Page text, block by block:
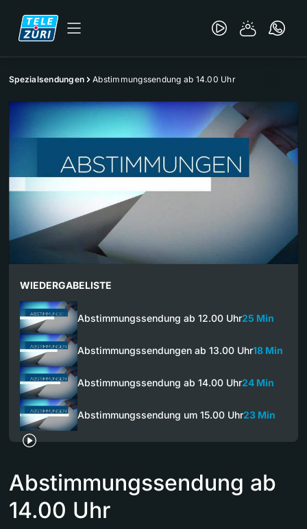
Spezialsendungen Abstimmungssendung ab 14.00 Uhr
WIEDERGABELISTE
Abstimmungssendung ab 12.00 Uhr25 Min
Abstimmungssendungen ab 13.00 Uhr18 Min
Abstimmungssendung ab 14.00 Uhr24 Min
Abstimmungssendung um 15.00 Uhr23 Min
Abstimmungssendung ab
14.00 Uhr